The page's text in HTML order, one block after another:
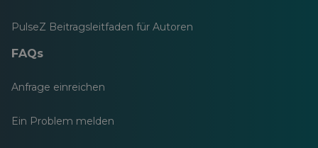
PulseZ Beitragsleitfaden für Autoren
FAQs
Anfrage einreichen
Ein Problem melden